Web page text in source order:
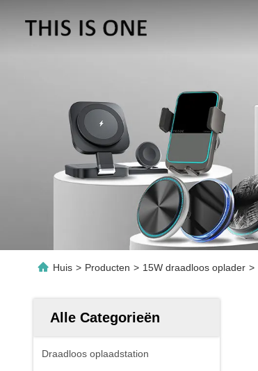
Huis > Producten > 15W draadloos oplader >
Alle Categorieën
Draadloos oplaadstation